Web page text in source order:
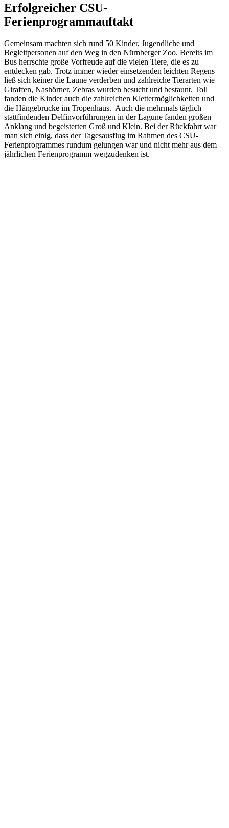
Erfolgreicher CSU-
Ferienprogrammauftakt
Gemeinsam machten sich rund 50 Kinder, Jugendliche und
Begleitpersonen auf den Weg in den Nürnberger Zoo. Bereits im
Bus herrschte große Vorfreude auf die vielen Tiere, die es zu
entdecken gab. Trotz immer wieder einsetzenden leichten Regens
ließ sich keiner die Laune verderben und zahlreiche Tierarten wie
Giraffen, Nashörner, Zebras wurden besucht und bestaunt. Toll
fanden die Kinder auch die zahlreichen Klettermöglichkeiten und
die Hängebrücke im Tropenhaus. Auch die mehrmals täglich
stattfindenden Delfinvorführungen in der Lagune fanden großen
Anklang und begeisterten Groß und Klein. Bei der Rückfahrt war
man sich einig, dass der Tagesausflug im Rahmen des CSU-
Ferienprogrammes rundum gelungen war und nicht mehr aus dem
jährlichen Ferienprogramm wegzudenken ist.